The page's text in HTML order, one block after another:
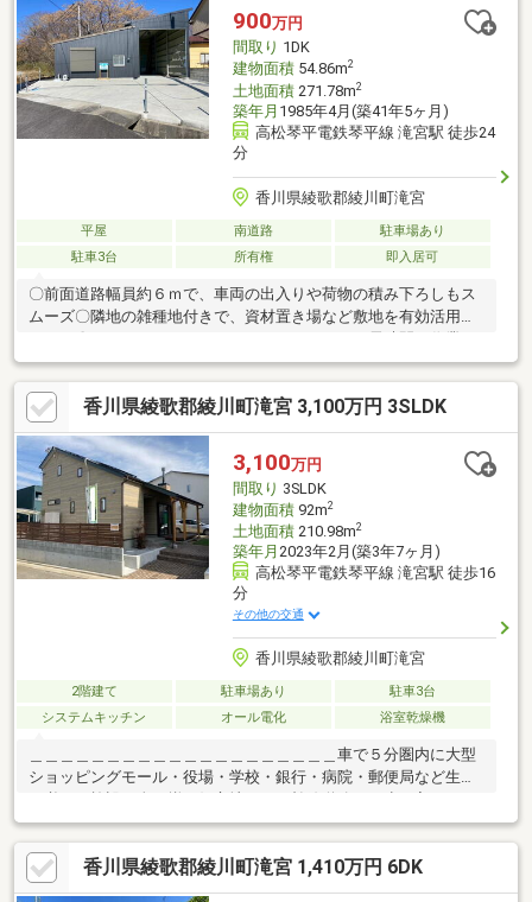
９：００～１９：００（営業時間外の対応も可能）定休日：水曜
日（定休日も対応しておりますのでお気軽にご連絡ください！）
内見希望の日時をお伝えいただければと思います。
900万円
間取り 1DK
建物面積54.86m2
土地面積271.78m2
築年月 1985年4月(築41年5ヶ月)
高松琴平電鉄琴平線 滝宮駅 徒歩24
分
香川県綾歌郡綾川町滝宮
平屋 南道路
駐車場あり
駐車3台
所有権 即入居可
〇前面道路幅員約６ｍで、車両の出入りや荷物の積み下ろしもス
ムーズ〇隣地の雑種地付きで、資材置き場など敷地を有効活用で
も便利です〇資材や備品をたっぷり保管できる、ゆとりのある倉
庫スペース〇リフォーム済で外観もおしゃれ！来客対応や事業用
としても好印象〇静かな地域に立地しており、落ち着いた環境で
作業ができます２筆一括売り（宅地２０５．７８㎡ 雑種地６
６．０㎡）
香川県綾歌郡綾川町滝宮 3,100万円 3SLDK
3,100万円
間取り 3SLDK
建物面積92m2
土地面積210.98m2
築年月 2023年2月(築3年7ヶ月)
高松琴平電鉄琴平線 滝宮駅 徒歩16
分
その他の交通
香川県綾歌郡綾川町滝宮
2階建て 駐車場あり
駐車3台
システムキッチン
オール電化 浴室乾燥機
＿＿＿＿＿＿＿＿＿＿＿＿＿＿＿＿＿＿＿＿車で５分圏内に大型
ショッピングモール・役場・学校・銀行・病院・郵便局など生活
ころにある大型分譲地の一画です。分譲地内の道路も広々として
います。好立地でありながらのどかで落ち着いた環境で暮らせま
す。また北と西が道路に面している角地になっているため解放感
もあります。２０２３年２月新築のこちらのお家の特徴はなんと
香川県綾歌郡綾川町滝宮 1,410万円 6DK